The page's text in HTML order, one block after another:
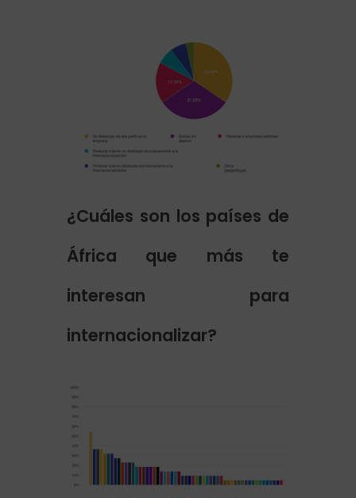
¿Cuáles son los países de
África que más te
interesan para
internacionalizar?